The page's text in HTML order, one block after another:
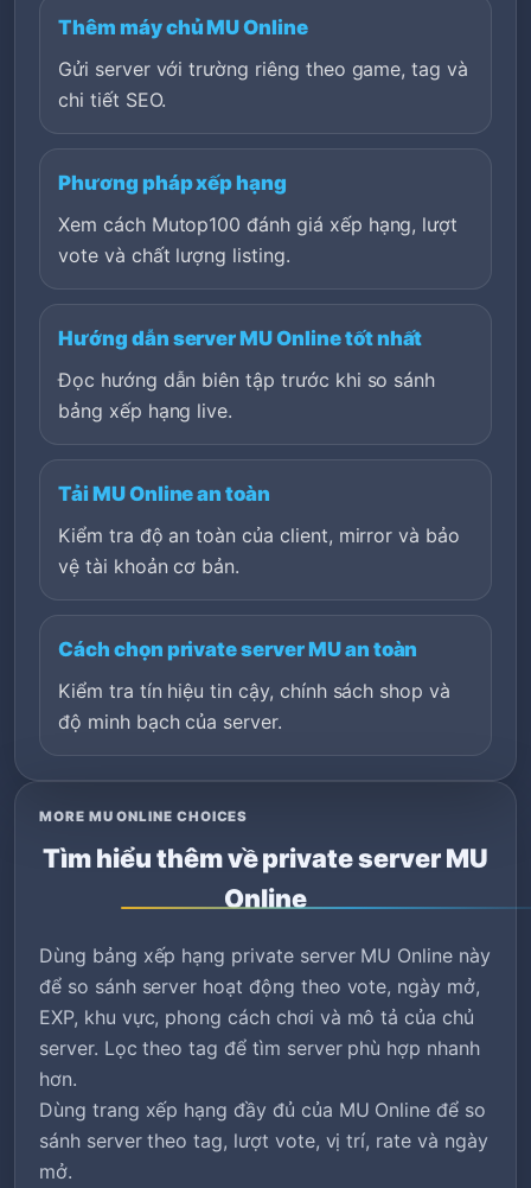
Thêm máy chủ MU Online
Gửi server với trường riêng theo game, tag và
chi tiết SEO.
Phương pháp xếp hạng
Xem cách Mutop100 đánh giá xếp hạng, lượt
vote và chất lượng listing.
Hướng dẫn server MU Online tốt nhất
Đọc hướng dẫn biên tập trước khi so sánh
bảng xếp hạng live.
Tải MU Online an toàn
Kiểm tra độ an toàn của client, mirror và bảo
vệ tài khoản cơ bản.
Cách chọn private server MU an toàn
Kiểm tra tín hiệu tin cậy, chính sách shop và
độ minh bạch của server.
MORE MU ONLINE CHOICES
Tìm hiểu thêm về private server MU
Online
Dùng bảng xếp hạng private server MU Online này
để so sánh server hoạt động theo vote, ngày mở,
EXP, khu vực, phong cách chơi và mô tả của chủ
server. Lọc theo tag để tìm server phù hợp nhanh
hơn.
Dùng trang xếp hạng đầy đủ của MU Online để so
sánh server theo tag, lượt vote, vị trí, rate và ngày
mở.